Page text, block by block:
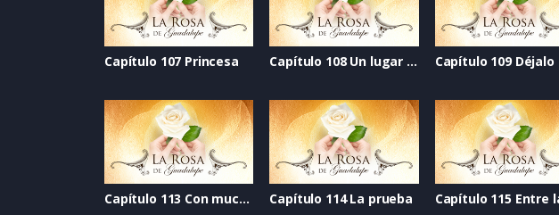
Capítulo 107 Princesa Capítulo 108 Un lugar llamado hogar Capítulo 109 Déjalo
Capítulo 113 Con mucha bateria Capítulo 114 La prueba